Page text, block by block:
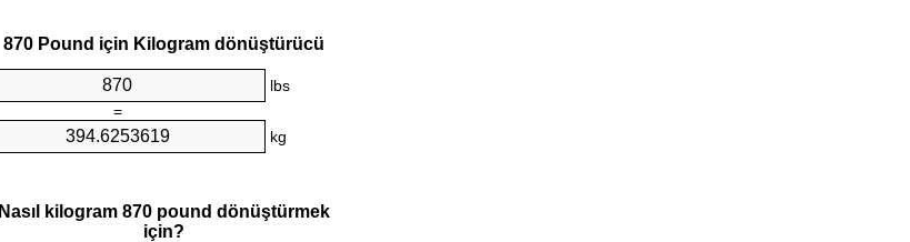
870 Pound için Kilogram dönüştürücü
lbs
=
kg
Nasıl kilogram 870 pound dönüştürmek
için?